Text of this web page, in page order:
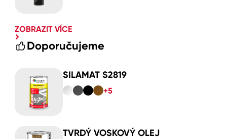
ZOBRAZIT VÍCE
Doporučujeme
SILAMAT S2819
+5
TVRDÝ VOSKOVÝ OLEJ